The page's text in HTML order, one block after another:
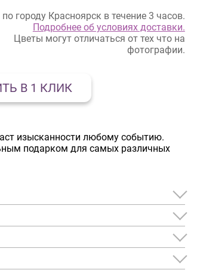
городу Красноярск в течение 3 часов.
Подробнее об условиях доставки.
Цветы могут отличаться от тех что на
фотографии.
В 1 КЛИК
изысканности любому событию.
подарком для самых различных